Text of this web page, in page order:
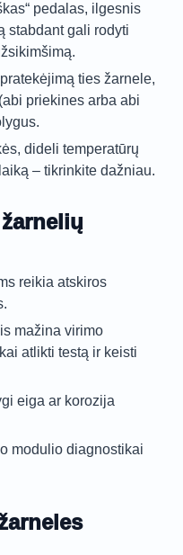
pedalas, ilgesnis
stabdant gali rodyti
ties žarnele,
priekines arba abi
dideli temperatūrų
– tikrinkite dažniau.
reikia atskiros
mažina virimo
atlikti testą ir keisti
eiga ar korozija
modulio diagnostikai